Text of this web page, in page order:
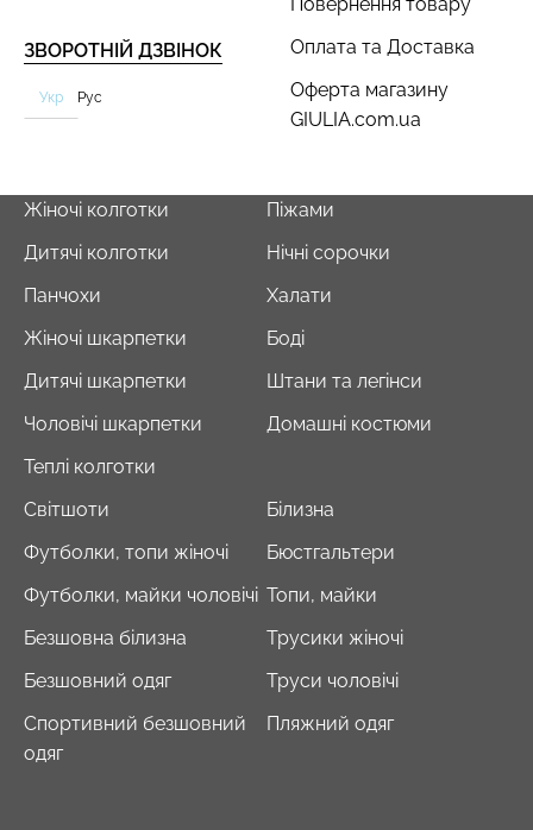
Оплата та Доставка
Оферта магазину
GIULIA.com.ua
ЗВОРОТНІЙ ДЗВІНОК
Укр Рус
Жіночі колготки
Дитячі колготки
Панчохи
Жіночі шкарпетки
Дитячі шкарпетки
Чоловічі шкарпетки
Теплі колготки
Піжами
Нічні сорочки
Халати
Боді
Штани та легінси
Домашні костюми
Світшоти
Футболки, топи жіночі
Футболки, майки чоловічі
Безшовна білизна
Безшовний одяг
Спортивний безшовний
одяг
Білизна
Бюстгальтери
Топи, майки
Трусики жіночі
Труси чоловічі
Пляжний одяг